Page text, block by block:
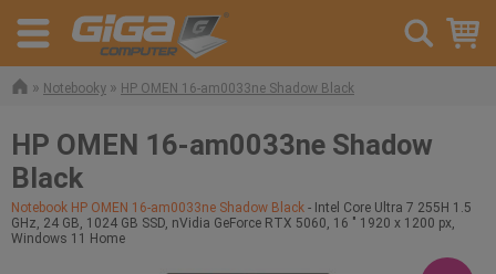
» Notebooky » HP OMEN 16-am0033ne Shadow Black
HP OMEN 16-am0033ne Shadow
Black
Notebook HP OMEN 16-am0033ne Shadow Black - Intel Core Ultra 7 255H 1.5
GHz, 24 GB, 1024 GB SSD, nVidia GeForce RTX 5060, 16 " 1920 x 1200 px,
Windows 11 Home